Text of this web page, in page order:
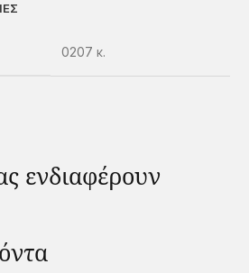
0207 κ.
ενδιαφέρουν